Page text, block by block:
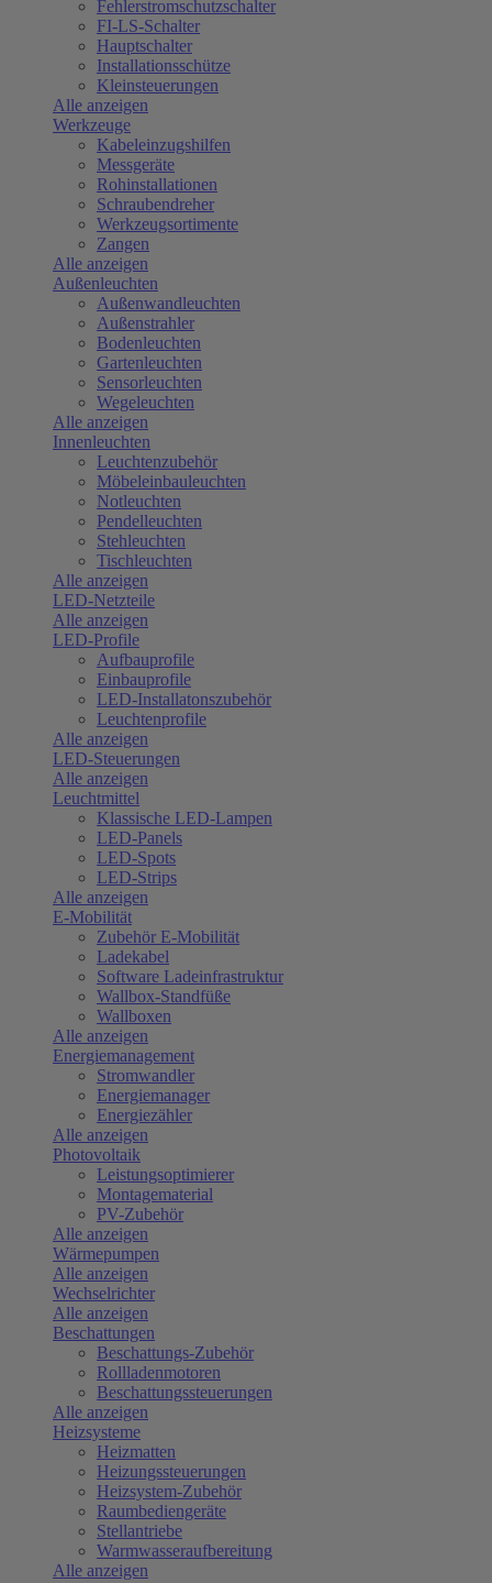
Fehlerstromschutzschalter
FI-LS-Schalter
Hauptschalter
Installationsschütze
Kleinsteuerungen
Alle anzeigen
Werkzeuge
Kabeleinzugshilfen
Messgeräte
Rohinstallationen
Schraubendreher
Werkzeugsortimente
Zangen
Alle anzeigen
Außenleuchten
Außenwandleuchten
Außenstrahler
Bodenleuchten
Gartenleuchten
Sensorleuchten
Wegeleuchten
Alle anzeigen
Innenleuchten
Leuchtenzubehör
Möbeleinbauleuchten
Notleuchten
Pendelleuchten
Stehleuchten
Tischleuchten
Alle anzeigen
LED-Netzteile
Alle anzeigen
LED-Profile
Aufbauprofile
Einbauprofile
LED-Installatonszubehör
Leuchtenprofile
Alle anzeigen
LED-Steuerungen
Alle anzeigen
Leuchtmittel
Klassische LED-Lampen
LED-Panels
LED-Spots
LED-Strips
Alle anzeigen
E-Mobilität
Zubehör E-Mobilität
Ladekabel
Software Ladeinfrastruktur
Wallbox-Standfüße
Wallboxen
Alle anzeigen
Energiemanagement
Stromwandler
Energiemanager
Energiezähler
Alle anzeigen
Photovoltaik
Leistungsoptimierer
Montagematerial
PV-Zubehör
Alle anzeigen
Wärmepumpen
Alle anzeigen
Wechselrichter
Alle anzeigen
Beschattungen
Beschattungs-Zubehör
Rollladenmotoren
Beschattungssteuerungen
Alle anzeigen
Heizsysteme
Heizmatten
Heizungssteuerungen
Heizsystem-Zubehör
Raumbediengeräte
Stellantriebe
Warmwasseraufbereitung
Alle anzeigen